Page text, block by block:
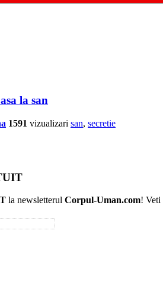
la san
1591 vizualizari san, secretie
la newsletterul Corpul-Uman.com! Veti